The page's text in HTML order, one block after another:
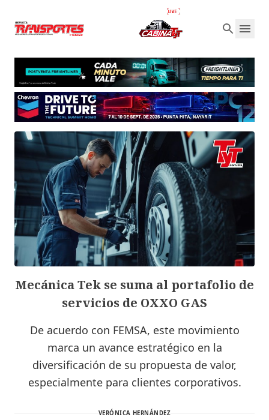
Mecánica Tek se suma al portafolio de
servicios de OXXO GAS
De acuerdo con FEMSA, este movimiento
marca un avance estratégico en la
diversificación de su propuesta de valor,
especialmente para clientes corporativos.
VERÓNICA HERNÁNDEZ